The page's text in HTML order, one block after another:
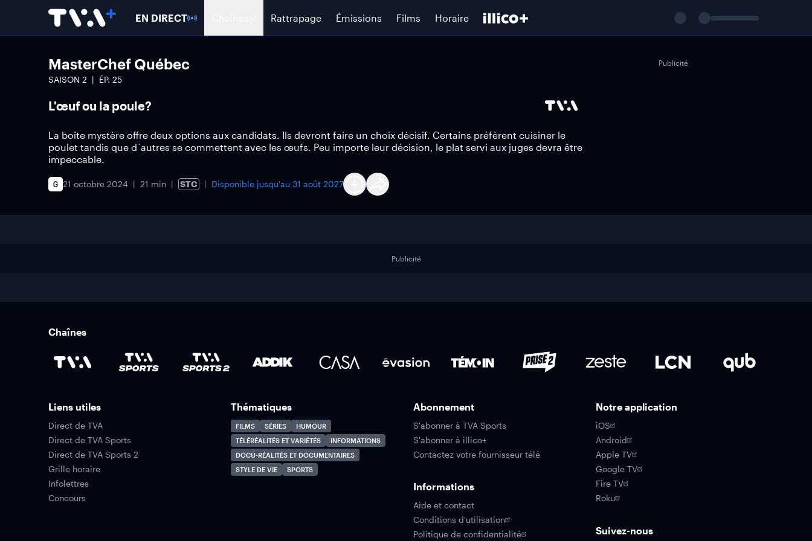
EN DIRECT Rattrapage Émissions Films Horaire
MasterChef Québec
SAISON 2 ÉP. 25
L'œuf ou la poule?
La boîte mystère offre deux options aux candidats. Ils devront faire un choix décisif. Certains préfèrent cuisiner le
poulet tandis que d´autres se commettent avec les œufs. Peu importe leur décision, le plat servi aux juges devra être
impeccable.
21 octobre 2024 21 min STC Disponible jusqu'au 31 août 2027
Publicité
Publicité
Chaînes
Liens utiles
Direct de TVA
Direct de TVA Sports
Direct de TVA Sports 2
Grille horaire
Infolettres
Concours
Thématiques
FILMS SÉRIES
HUMOUR
TÉLÉRÉALITÉS ET VARIÉTÉS
INFORMATIONS
DOCU-RÉALITÉS ET DOCUMENTAIRES
STYLE DE VIE
SPORTS
Abonnement
S'abonner à TVA Sports
S'abonner à illico+
Contactez votre fournisseur télé
Informations
Aide et contact
Conditions d'utilisation
Politique de confidentialité
Notre application
iOS
Android
Apple TV
Google TV
Fire TV
Roku
Suivez-nous